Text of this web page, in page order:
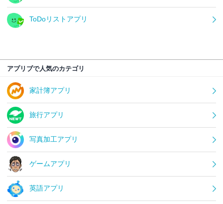
ToDoリストアプリ
アプリブで人気のカテゴリ
家計簿アプリ
旅行アプリ
写真加工アプリ
ゲームアプリ
英語アプリ